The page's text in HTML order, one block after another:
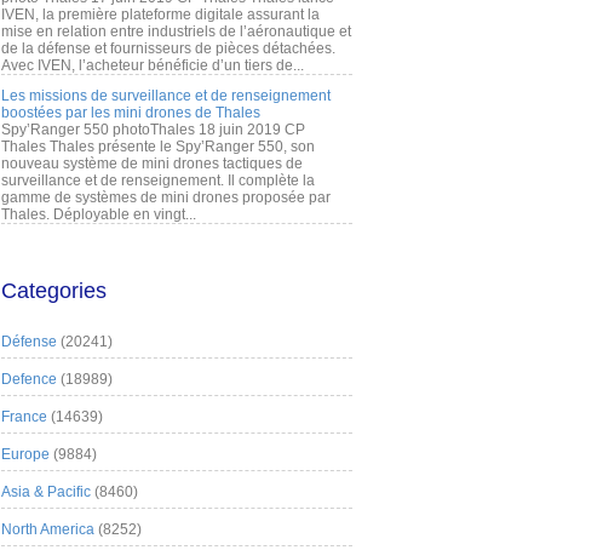
IVEN, la première plateforme digitale assurant la
mise en relation entre industriels de l’aéronautique et
de la défense et fournisseurs de pièces détachées.
Avec IVEN, l’acheteur bénéficie d’un tiers de...
Les missions de surveillance et de renseignement
boostées par les mini drones de Thales
Spy’Ranger 550 photoThales 18 juin 2019 CP
Thales Thales présente le Spy’Ranger 550, son
nouveau système de mini drones tactiques de
surveillance et de renseignement. Il complète la
gamme de systèmes de mini drones proposée par
Thales. Déployable en vingt...
Categories
Défense (20241)
Defence (18989)
France (14639)
Europe (9884)
Asia & Pacific (8460)
North America (8252)